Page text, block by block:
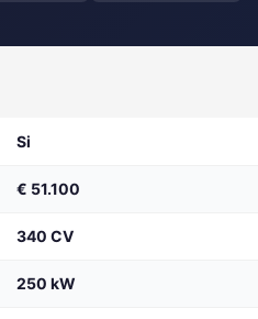
Si
€ 51.100
340 CV
250 kW